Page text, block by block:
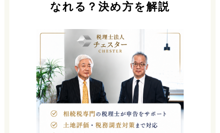
なれる？決め方を解説